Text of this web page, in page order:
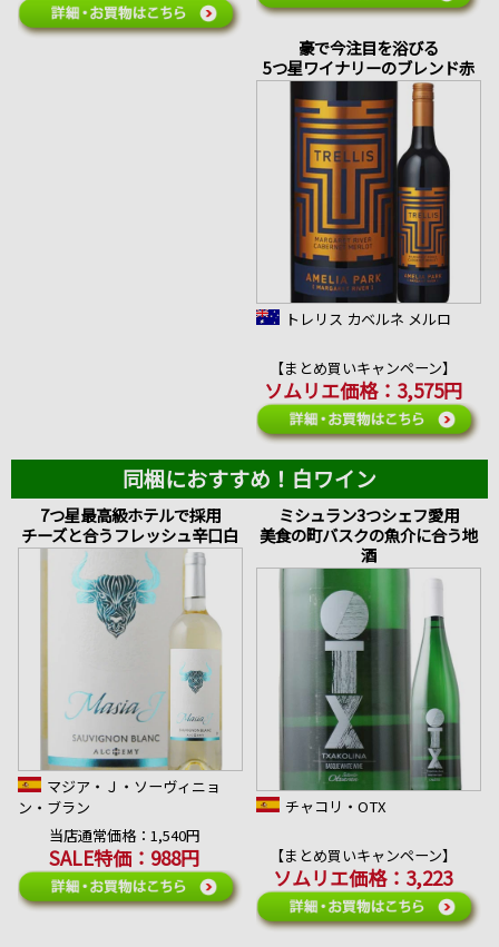
豪で今注目を浴びる
5つ星ワイナリーのブレンド赤
トレリス カベルネ メルロ
【まとめ買いキャンペーン】
ソムリエ価格：3,575円
同梱におすすめ！白ワイン
7つ星最高級ホテルで採用
チーズと合うフレッシュ辛口白
マジア・Ｊ・ソーヴィニョ
ン・ブラン
当店通常価格：1,540円
SALE特価：988円
ミシュラン3つシェフ愛用
美食の町バスクの魚介に合う地
酒
チャコリ・OTX
【まとめ買いキャンペーン】
ソムリエ価格：3,223